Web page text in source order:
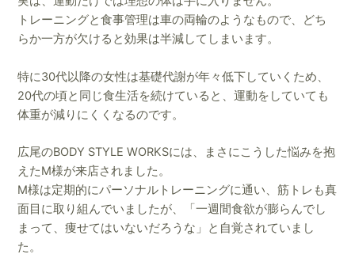
トレーニングと食事管理は車の両輪のようなもので、どち
らか一方が欠けると効果は半減してしまいます。
特に30代以降の女性は基礎代謝が年々低下していくため、
20代の頃と同じ食生活を続けていると、運動をしていても
体重が減りにくくなるのです。
広尾のBODY STYLE WORKSには、まさにこうした悩みを抱
えたM様が来店されました。
M様は定期的にパーソナルトレーニングに通い、筋トレも真
面目に取り組んでいましたが、「一週間食欲が膨らんでし
まって、痩せてはいないだろうな」と自覚されていまし
た。